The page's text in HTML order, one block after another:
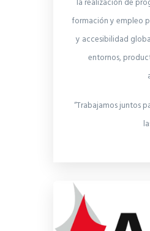
la realización de
formación y empleo
y accesibilidad
entornos,
“Trabajamos juntos